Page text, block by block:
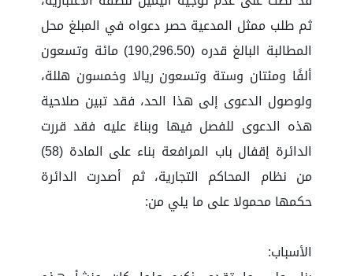
ثم طلب ممثل المدعية حصر دعواه في المبلغ محل
المطالبة البالغ قدره (190,296.50) مائة وتسعون
ألفًا ومئتان وستة وتسعون ريالا وخمسون هللة،
ولوصول الدعوى إلى هذا الحد، فقد تبين صلاحية
هذه الدعوى للفصل فيها وبناءً عليه فقد قررت
الدائرة إقفال باب المرافعة بناء على المادة (58)
من نظام المحاكم التجارية، ثم أصدرت الدائرة
حكمها محمولا على ما يلي من:
الأسباب: